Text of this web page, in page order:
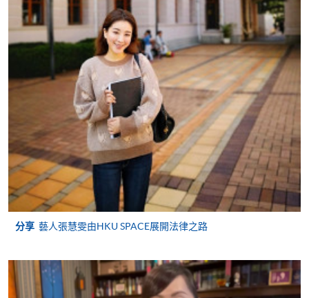
Mastercard卡」）繳付學費。香港大學專業進修學院
Mastercard卡持有人，如報讀課程滿港幣2,000元，可
享有十個月免息分期付款優惠，惟課程申請人必須為
信用卡持有人。詳情請向學院報名中心職員查詢。
4. 網上繳費服務
大部份公開招生的課程（以先到先得形式報名）及個
別學歷頒授課程提供網上報名/註冊服務，申請人可在
網上使用「繳費靈」（不適用於手機）、VISA或
Mastercard繳付有關課程的報名費或學費。除上述支
付方式之外，如就讀學歷頒授課程設有網上服務，學
員亦可以微信支付（Online WeChat Pay）、支付寶
（Online Alipay）或轉數快（FPS）繳付學費，詳情請
注意事項:
分享 藝人張慧雯由HKU SPACE展開法律之路